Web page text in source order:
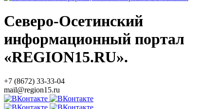
Северо-Осетинский
информационный портал
«REGION15.RU».
+7 (8672) 33-33-04
mail@region15.ru